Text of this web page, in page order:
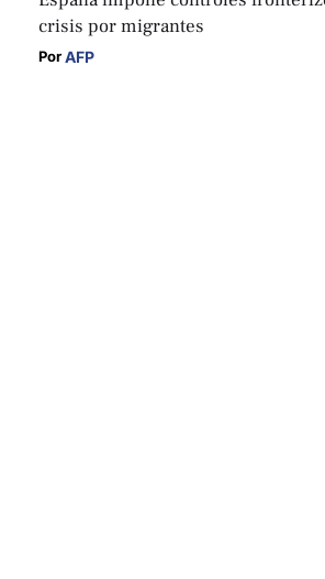
crisis por migrantes
Por AFP